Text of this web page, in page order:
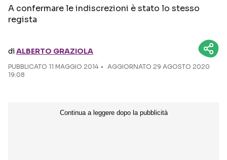
Seguici sui social
A confermare le indiscrezioni è stato lo stesso
regista
diALBERTO GRAZIOLA
PUBBLICATO 11 MAGGIO 2014
AGGIORNATO 29 AGOSTO 2020
19:08